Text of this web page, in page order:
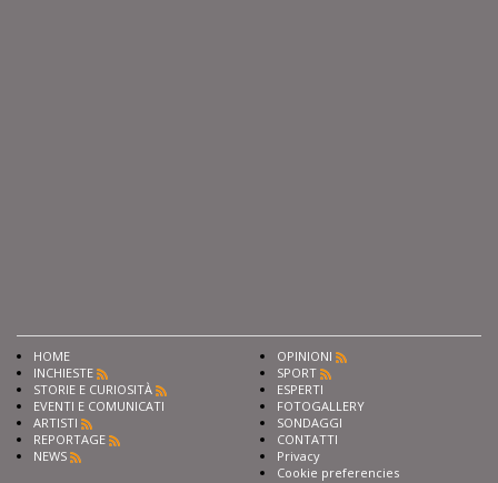
HOME
INCHIESTE
STORIE E CURIOSITÀ
EVENTI E COMUNICATI
ARTISTI
REPORTAGE
NEWS
OPINIONI
SPORT
ESPERTI
FOTOGALLERY
SONDAGGI
CONTATTI
Privacy
Cookie preferencies